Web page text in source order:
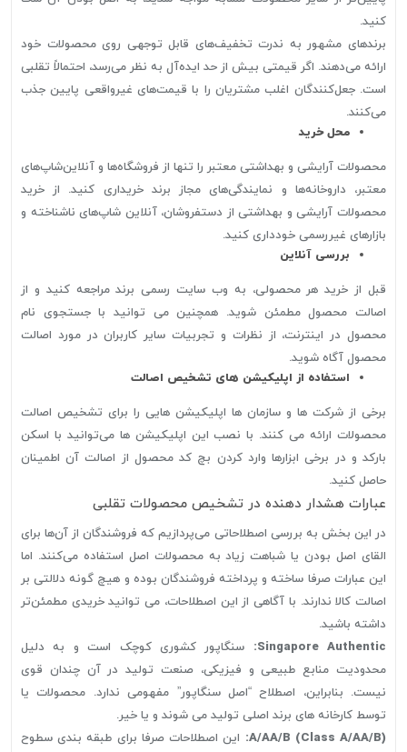
کنید.
برندهای مشهور به ندرت تخفیف‌های قابل توجهی روی محصولات خود
ارائه می‌دهند. اگر قیمتی بیش از حد ایده‌آل به نظر می‌رسد، احتمالاً تقلبی
است. جعل‌کنندگان اغلب مشتریان را با قیمت‌های غیرواقعی پایین جذب
می‌کنند.
محل خرید
محصولات آرایشی و بهداشتی معتبر را تنها از فروشگاه‌ها و آنلاین‌شاپ‌های
معتبر، داروخانه‌ها و نمایندگی‌های مجاز برند خریداری کنید. از خرید
محصولات آرایشی و بهداشتی از دستفروشان، آنلاین شاپ‌های ناشناخته و
بازارهای غیررسمی خودداری کنید.
بررسی آنلاین
قبل از خرید هر محصولی، به وب سایت رسمی برند مراجعه کنید و از
اصالت محصول مطمئن شوید. همچنین می توانید با جستجوی نام
محصول در اینترنت، از نظرات و تجربیات سایر کاربران در مورد اصالت
محصول آگاه شوید.
استفاده از اپلیکیشن های تشخیص اصالت
برخی از شرکت ها و سازمان ها اپلیکیشن هایی را برای تشخیص اصالت
محصولات ارائه می کنند. با نصب این اپلیکیشن ها می‌توانید با اسکن
بارکد و در برخی ابزارها وارد کردن بچ کد محصول از اصالت آن اطمینان
حاصل کنید.
عبارات هشدار دهنده در تشخیص محصولات تقلبی
در این بخش به بررسی اصطلاحاتی می‌پردازیم که فروشندگان از آن‌ها برای
القای اصل بودن یا شباهت زیاد به محصولات اصل استفاده می‌کنند. اما
این عبارات صرفا ساخته و پرداخته فروشندگان بوده و هیچ گونه دلالتی بر
اصالت کالا ندارند. با آگاهی از این اصطلاحات، می توانید خریدی مطمئن‌تر
داشته باشید.
Singapore Authentic:
سنگاپور کشوری کوچک است و به دلیل
محدودیت منابع طبیعی و فیزیکی، صنعت تولید در آن چندان قوی
نیست. بنابراین، اصطلاح “اصل سنگاپور” مفهومی ندارد. محصولات یا
توسط کارخانه های برند اصلی تولید می شوند و یا خیر.
A/AA/B (Class A/AA/B):
این اصطلاحات صرفا برای طبقه بندی سطوح